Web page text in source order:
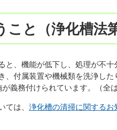
こと（浄化槽法
と、機能が低下し、処理が不
、付属装置や機械類を洗浄した
義務付けられています。（全
ては、 浄化槽の清掃に関するお